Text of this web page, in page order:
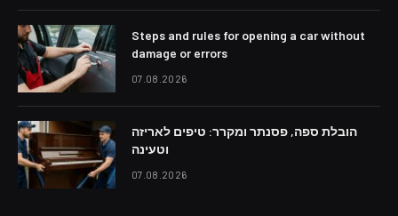
Steps and rules for opening a car without
damage or errors
07.08.2026
הובלת ספה, פסנתר ומקרר: טיפים לאריזה
וטעינה
07.08.2026